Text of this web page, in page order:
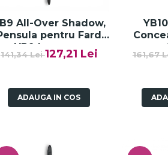
All-Over Shadow,
pentru Fard
YB9 Luxe
141,34 Lei127,21 Lei
ADAUGA IN COS
pentru
161,67